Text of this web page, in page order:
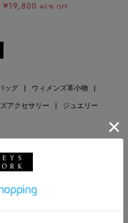
¥19,800 40% OFF
ッグ ウィメンズ革小物
アクセサリー ジュエリー